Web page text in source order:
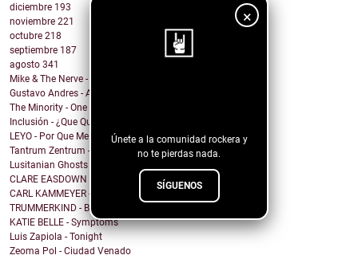
×
Únete a la comunidad rockera y
no te pierdas nada.
SÍGUENOS
diciembre 193
noviembre 221
octubre 218
septiembre 187
agosto 341
Mike & The Nerve - Fool's Gold, False Idols
Gustavo Andres - AiRA
The Minority - One Of A Kind
Inclusión - ¿Que Quieres de Mí?
LEYO - Por Que Me Haces Llorar
Tantrum Zentrum - Don't Be A Fascist
Lusitanian Ghosts - September
CLARE EASDOWN - I Break
CARL KAMMEYER - One
TRUMMERKIND - Beauty Queen
KATIE BELLE - Symptoms
Luis Zapiola - Tonight
Zeoma Pol - Ciudad Venado